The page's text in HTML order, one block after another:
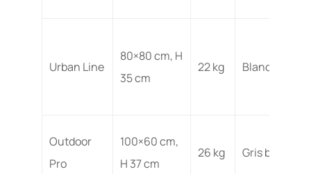
Urban Line
80×80 cm, H
35 cm
22 kg Blanc mat
Outdoor
Pro
100×60 cm,
H 37 cm
26 kg Gris béton